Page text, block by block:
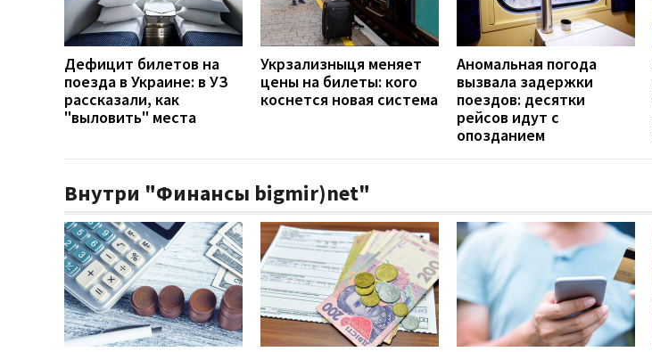
Дефицит билетов на
поезда в Украине: в УЗ
рассказали, как
"выловить" места
Укрзализныця меняет
цены на билеты: кого
коснется новая система
Аномальная погода
вызвала задержки
поездов: десятки
рейсов идут с
опозданием
Внутри "Финансы bigmir)net"